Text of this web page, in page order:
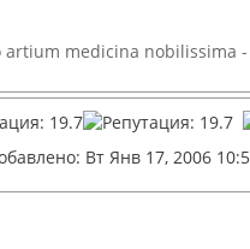
medicina nobilissima -
Вт Янв 17, 2006